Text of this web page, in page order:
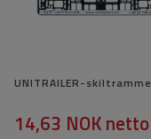
UNITRAILER-skiltramme
14,63 NOKnetto